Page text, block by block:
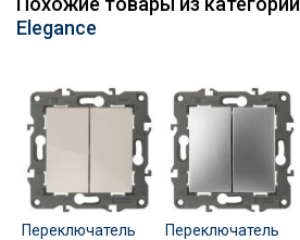
Elegance
Переключатель
Переключатель